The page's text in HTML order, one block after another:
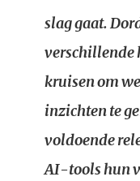
slag gaat.
verschillende
kruisen om
inzichten te
voldoende
AI-tools hun